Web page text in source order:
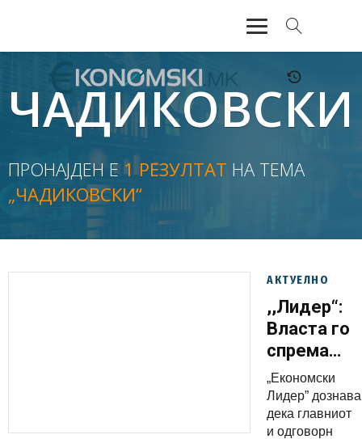
АКТУЕЛНО
ЕКОНОМИЈА
ФИНАНСИИ
БАНКАРСТВО
ЖИВОТ
ЧАДИКОВСКИ
ПРОНАЈДЕН Е1 РЕЗУЛТАТ НА ТЕМА
„ЧАДИКОВСКИ“
АКТУЕЛНО
,,Лидер“:
Власта го
спрема
Младен
за
„Економски
Лидер” дознава
дека главниот
и одговорн